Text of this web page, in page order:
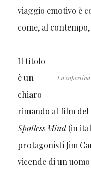
viaggio emotivo è
come, al
La
Il titolo
è un
chiaro
rimando al film
Spotless Mind(in
protagonisti Jim
vicende di un